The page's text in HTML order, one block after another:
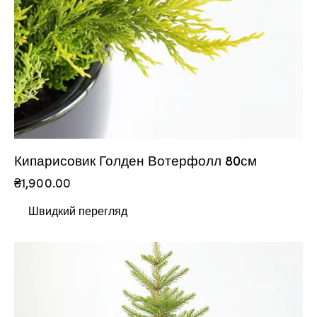
Кипарисовик Голден Вотерфолл 80см
₴1,900.00
Швидкий перегляд